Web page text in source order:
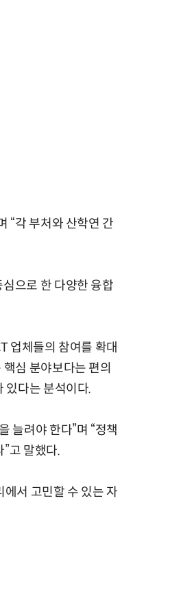
“각 부처와 산학연 간
으로 한 다양한 융합
업체들의 참여를 확대
심 분야보다는 편의
있다는 분석이다.
늘려야 한다”며 “정책
고 말했다.
서 고민할 수 있는 자